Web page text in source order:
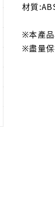
材質
※本產
※盡量保